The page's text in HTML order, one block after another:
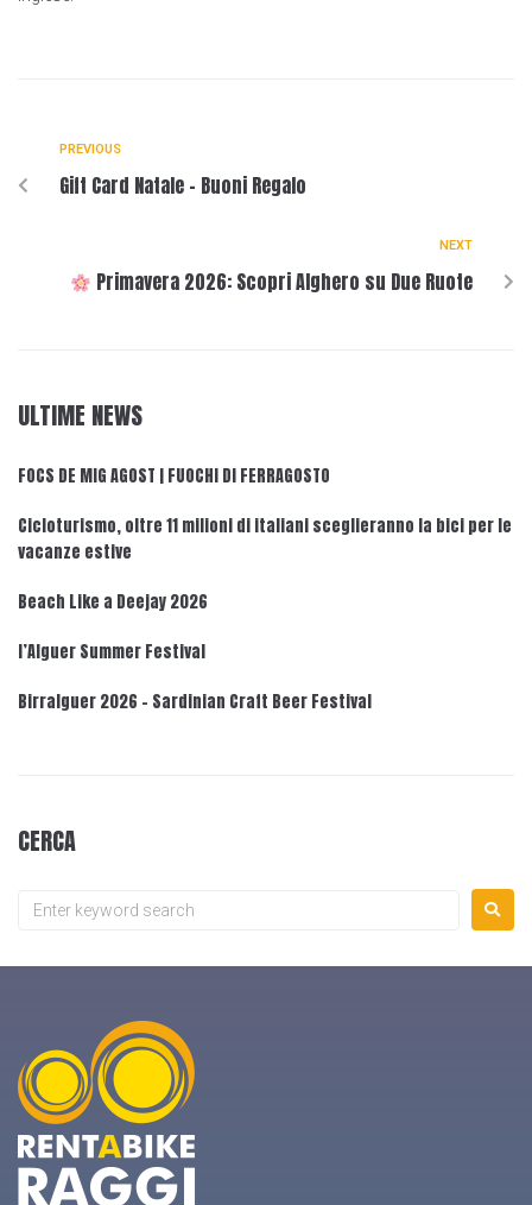
PREVIOUS
Gift Card Natale – Buoni Regalo
NEXT
Primavera 2026: Scopri Alghero su Due Ruote
ULTIME NEWS
FOCS DE MIG AGOST | FUOCHI DI FERRAGOSTO
Cicloturismo, oltre 11 milioni di italiani sceglieranno la bici per le
vacanze estive
Beach Like a Deejay 2026
l’Alguer Summer Festival
Birralguer 2026 – Sardinian Craft Beer Festival
CERCA